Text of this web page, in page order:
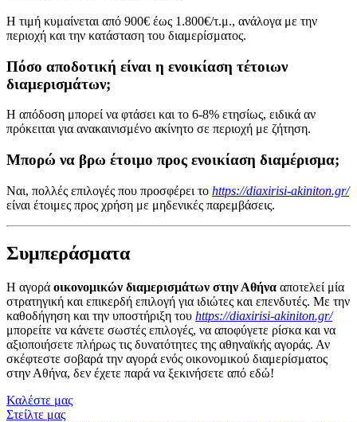
Η τιμή κυμαίνεται από 900€ έως 1.800€/τ.μ., ανάλογα με την
περιοχή και την κατάσταση του διαμερίσματος.
Πόσο αποδοτική είναι η ενοικίαση τέτοιων
διαμερισμάτων;
Η απόδοση μπορεί να φτάσει και το 6-8% ετησίως, ειδικά αν
πρόκειται για ανακαινισμένο ακίνητο σε περιοχή με ζήτηση.
Μπορώ να βρω έτοιμο προς ενοικίαση διαμέρισμα;
Ναι, πολλές επιλογές που προσφέρει το https://diaxirisi-akiniton.gr/
είναι έτοιμες προς χρήση με μηδενικές παρεμβάσεις.
Συμπεράσματα
Η αγορά οικονομικών διαμερισμάτων στην Αθήνα αποτελεί μία
στρατηγική και επικερδή επιλογή για ιδιώτες και επενδυτές. Με την
καθοδήγηση και την υποστήριξη του https://diaxirisi-akiniton.gr/
μπορείτε να κάνετε σωστές επιλογές, να αποφύγετε ρίσκα και να
αξιοποιήσετε πλήρως τις δυνατότητες της αθηναϊκής αγοράς. Αν
σκέφτεστε σοβαρά την αγορά ενός οικονομικού διαμερίσματος
στην Αθήνα, δεν έχετε παρά να ξεκινήσετε από εδώ!
Καλέστε μας
Στείλτε μας